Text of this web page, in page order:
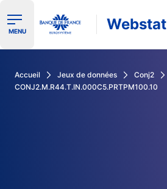
Ouvrir le menu de navigation
MENU Webstat
Accueil Jeux de données
Conj2
CONJ2.M.R44.T.IN.000C5.PRTPM100.10